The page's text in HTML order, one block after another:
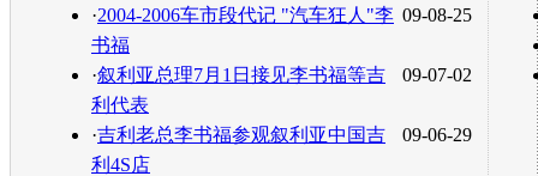
09-08-25
·2004-2006车市段代记 "汽车狂人"李
书福
09-07-02
·叙利亚总理7月1日接见李书福等吉
利代表
09-06-29
·吉利老总李书福参观叙利亚中国吉
利4S店